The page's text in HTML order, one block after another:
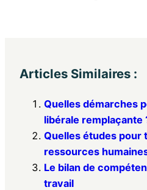
Articles Similaires :
Quelles démarches
libérale remplaçante
Quelles études pour
ressources
Le bilan de
travail